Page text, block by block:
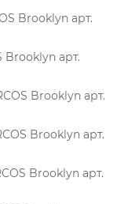
Brooklyn арт.
Brooklyn арт.
Brooklyn арт.
Brooklyn арт.
Brooklyn арт.